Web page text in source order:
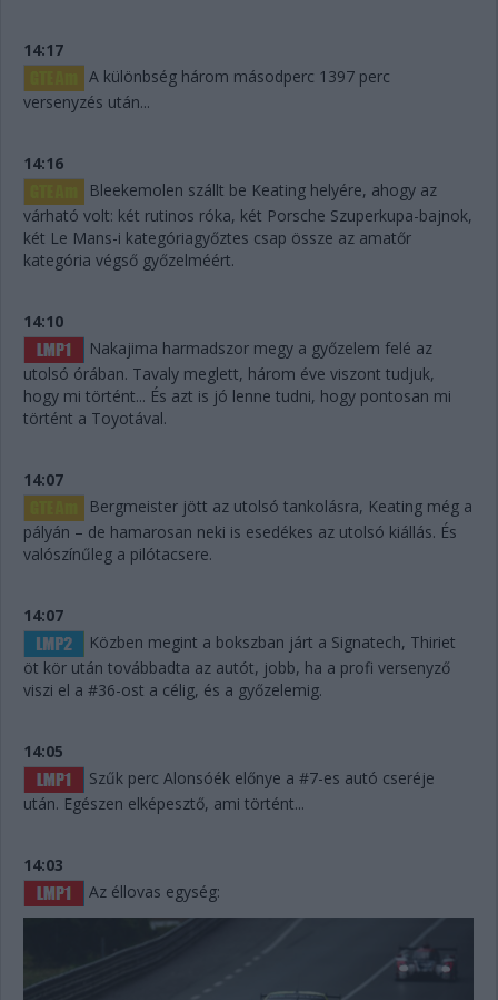
14:17
A különbség három másodperc 1397 perc
versenyzés után...
14:16
Bleekemolen szállt be Keating helyére, ahogy az
várható volt: két rutinos róka, két Porsche Szuperkupa-bajnok,
két Le Mans-i kategóriagyőztes csap össze az amatőr
kategória végső győzelméért.
14:10
Nakajima harmadszor megy a győzelem felé az
utolsó órában. Tavaly meglett, három éve viszont tudjuk,
hogy mi történt... És azt is jó lenne tudni, hogy pontosan mi
történt a Toyotával.
14:07
Bergmeister jött az utolsó tankolásra, Keating még a
pályán – de hamarosan neki is esedékes az utolsó kiállás. És
valószínűleg a pilótacsere.
14:07
Közben megint a bokszban járt a Signatech, Thiriet
öt kör után továbbadta az autót, jobb, ha a profi versenyző
viszi el a #36-ost a célig, és a győzelemig.
14:05
Szűk perc Alonsóék előnye a #7-es autó cseréje
után. Egészen elképesztő, ami történt...
14:03
Az éllovas egység: